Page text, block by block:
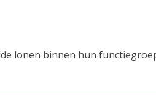
lonen binnen hun